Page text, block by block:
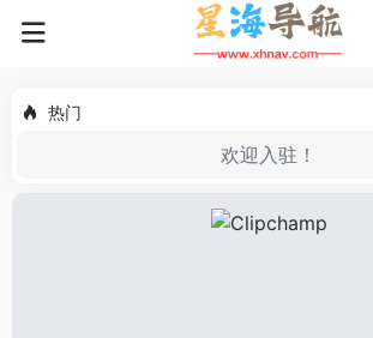
热门
欢迎入驻！